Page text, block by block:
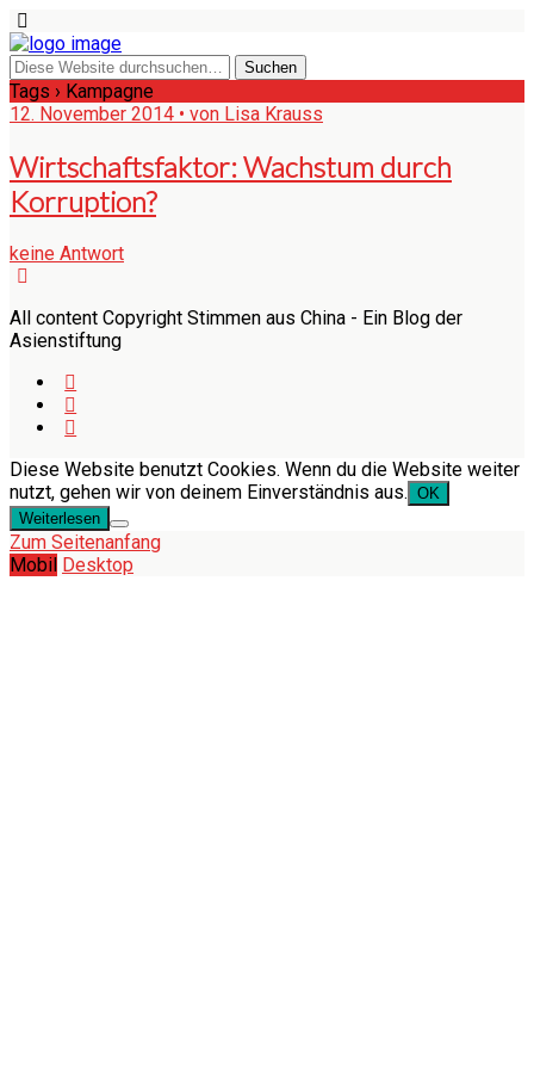
Tags › Kampagne
12. November 2014 • von Lisa Krauss
Wirtschaftsfaktor: Wachstum durch
Korruption?
keine Antwort
All content Copyright Stimmen aus China - Ein Blog der
Asienstiftung
Diese Website benutzt Cookies. Wenn du die Website weiter
nutzt, gehen wir von deinem Einverständnis aus. OK
Weiterlesen
Zum Seitenanfang
Mobil Desktop